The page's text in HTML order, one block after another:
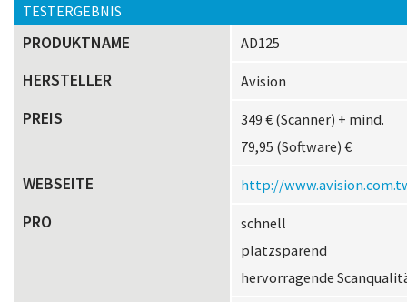
TESTERGEBNIS
PRODUKTNAME AD125
HERSTELLER Avision
PREIS
349 € (Scanner) + mind.
79,95 (Software) €
WEBSEITE http://
PRO
schnell
platzsparend
hervorragende